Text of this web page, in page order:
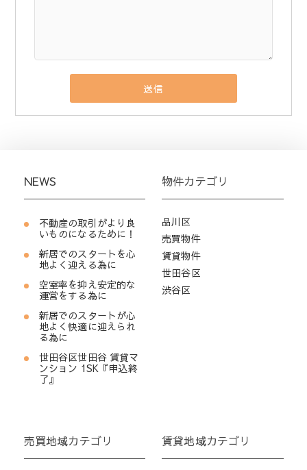
NEWS
不動産の取引がより良
いものになるために！
新居でのスタートを心
地よく迎える為に
空室率を抑え安定的な
運営をする為に
新居でのスタートが心
地よく快適に迎えられ
る為に
世田谷区世田谷 賃貸マ
ンション 1SK『申込終
了』
物件カテゴリ
品川区
売買物件
賃貸物件
世田谷区
渋谷区
売買地域カテゴリ 賃貸地域カテゴリ